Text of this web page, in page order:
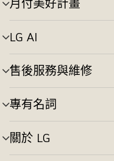
換
月付美好計畫
選
單
切
換
LG AI
選
單
切
換
售後服務與維修
選
單
切
換
專有名詞
選
單
切
換
關於 LG
選
單